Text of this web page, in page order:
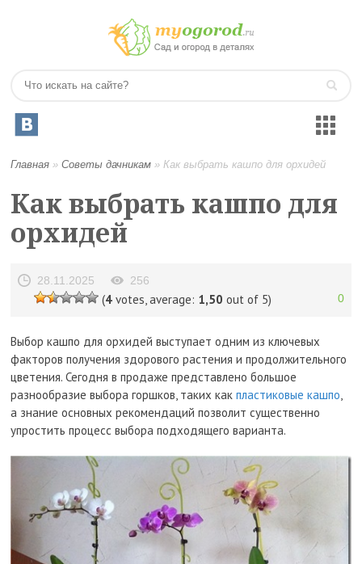
Главная »Советы дачникам »Как выбрать кашпо для орхидей
Как выбрать кашпо для
орхидей
28.11.2025 256
(4votes, average: 1,50 out of 5) 0
Выбор кашпо для орхидей выступает одним из ключевых
факторов получения здорового растения и продолжительного
цветения. Сегодня в продаже представлено большое
разнообразие выбора горшков, таких какпластиковые кашпо,
а знание основных рекомендаций позволит существенно
упростить процесс выбора подходящего варианта.